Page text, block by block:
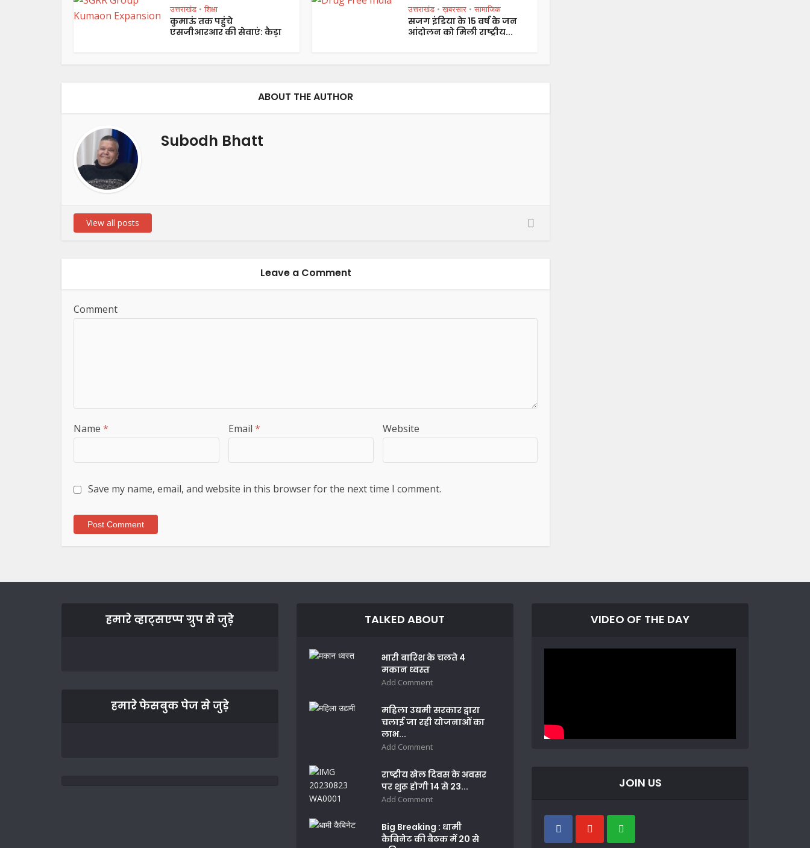
उत्तराखंड • शिक्षा
कुमाऊं तक पहुंचे
एसजीआरआर की सेवाएं: कैड़ा
उत्तराखंड • ख़बरसार • सामाजिक
सजग इंडिया के 15 वर्ष के जन
आंदोलन को मिली राष्ट्रीय...
ABOUT THE AUTHOR
Subodh Bhatt
View all posts
Leave a Comment
Comment
Name * Email * Website
Save my name, email, and website in this browser for the next time I comment.
हमारे व्हाट्सएप्प ग्रुप से जुड़े
हमारे फेसबुक पेज से जुड़े
TALKED ABOUT
भारी बारिश के चलते 4
मकान ध्वस्त
Add Comment
महिला उद्यमी सरकार द्वारा
चलाई जा रही योजनाओं का
लाभ...
Add Comment
राष्ट्रीय खेल दिवस के अवसर
पर शुरू होगी 14 से 23...
Add Comment
Big Breaking : धामी
कैबिनेट की बैठक में 20 से
VIDEO OF THE DAY
JOIN US